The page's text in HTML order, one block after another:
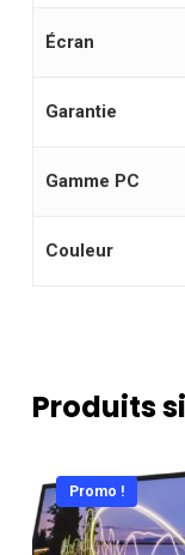
Écran
Garantie
Gamme PC
Couleur
Produits
Promo !